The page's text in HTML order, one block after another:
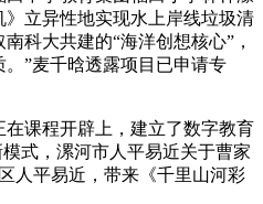
立异性地实现水上岸线垃圾清
科大共建的“海洋创想核心”，
”麦千晗透露项目已申请专
课程开辟上，建立了数字教育
式，漯河市人平易近关于曹家
人平易近，带来《千里山河彩